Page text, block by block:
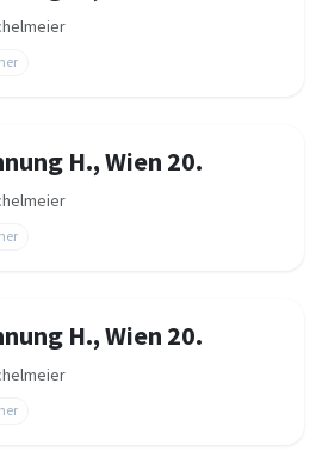
H., Wien 20.
H., Wien 20.